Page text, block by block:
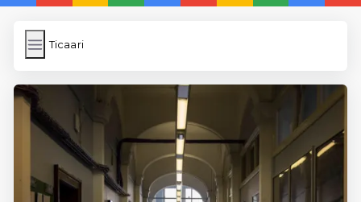
Ticaari
Ticaari
Subir Imagen
Wordpress Cache
Anasayfa